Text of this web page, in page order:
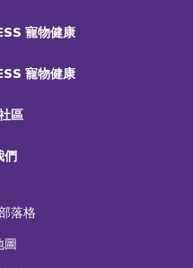
寵物健康
寵物健康
區
們
落格
圖